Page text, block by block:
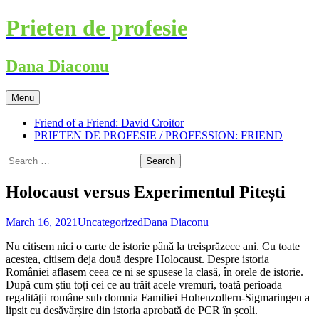
Skip
to
Prieten de profesie
Dana Diaconu
Menu
Friend of a Friend: David Croitor
PRIETEN DE PROFESIE / PROFESSION: FRIEND
Search
for:
Holocaust versus Experimentul Pitești
March 16, 2021UncategorizedDana Diaconu
Nu citisem nici o carte de istorie până la treisprăzece ani. Cu toate
acestea, citisem deja două despre Holocaust. Despre istoria
României aflasem ceea ce ni se spusese la clasă, în orele de istorie.
După cum știu toți cei ce au trăit acele vremuri, toată perioada
regalității române sub domnia Familiei Hohenzollern-Sigmaringen a
lipsit cu desăvârșire din istoria aprobată de PCR în școli.